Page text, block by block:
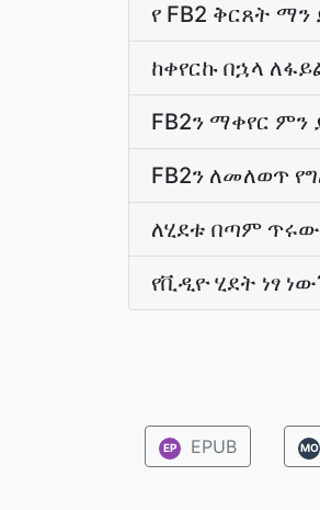
የ FB2 ቅርጸት
ከቀየርኩ በኋላ
FB2ን ማቀየር ምን
FB2ን ለመለወጥ
ለሂደቱ በጣም
የቪዲዮ ሂደት ነፃ
EP EPUB MO